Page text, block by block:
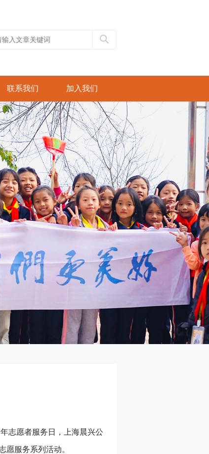
联系我们 加入我们
志愿者服务日，上海晨兴公
愿服务系列活动。